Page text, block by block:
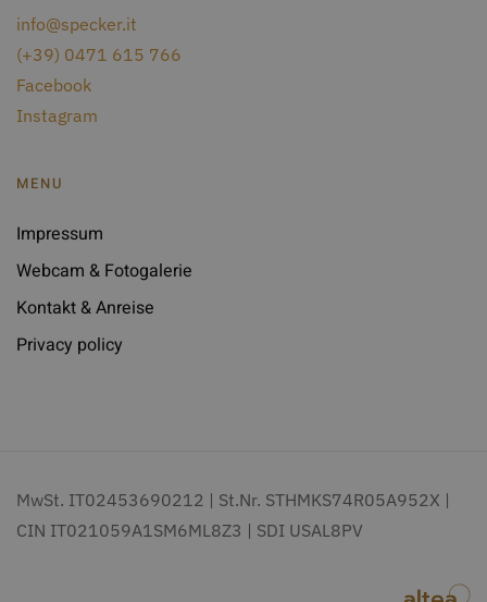
info@specker.it
(+39) 0471 615 766
Facebook
Instagram
MENU
Impressum
Webcam & Fotogalerie
Kontakt & Anreise
Privacy policy
MwSt. IT02453690212 | St.Nr. STHMKS74R05A952X |
CIN IT021059A1SM6ML8Z3 | SDI USAL8PV